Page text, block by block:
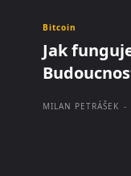
Bitcoin
Jak
MILAN PETRÁŠEK -